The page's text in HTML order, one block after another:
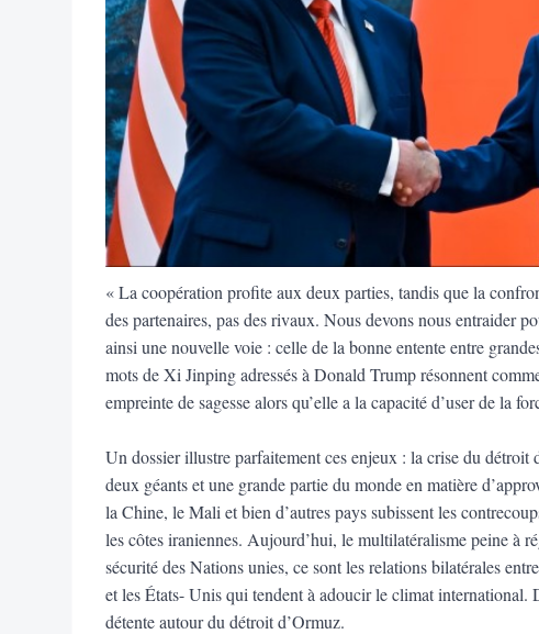
« La coopération profite aux deux parties, tandis que la
des partenaires, pas des rivaux. Nous devons nous entraider
ainsi une nouvelle voie : celle de la bonne entente entre
mots de Xi Jinping adressés à Donald Trump résonnent
empreinte de sagesse alors qu’elle a la capacité d’user de la
Un dossier illustre parfaitement ces enjeux : la crise du détroit
deux géants et une grande partie du monde en matière
la Chine, le Mali et bien d’autres pays subissent les
les côtes iraniennes. Aujourd’hui, le multilatéralisme peine à
sécurité des Nations unies, ce sont les relations bilatérales
et les États- Unis qui tendent à adoucir le climat
détente autour du détroit d’Ormuz.